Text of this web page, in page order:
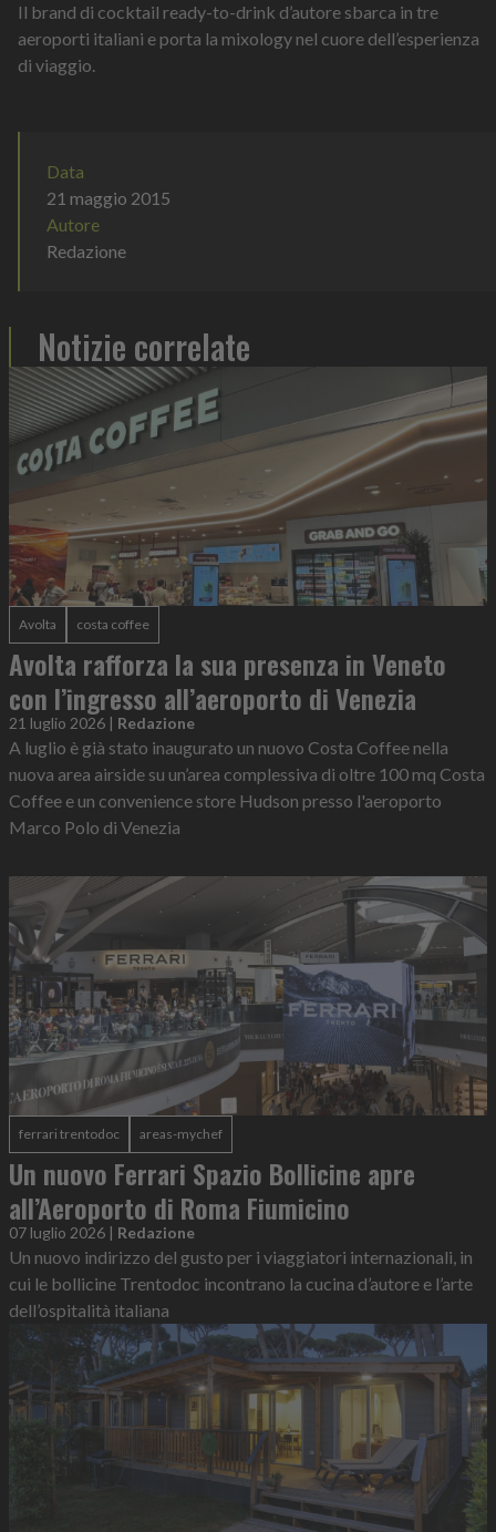
Il brand di cocktail ready-to-drink d’autore sbarca in tre
aeroporti italiani e porta la mixology nel cuore dell’esperienza
di viaggio.
Data
21 maggio 2015
Autore
Redazione
Notizie correlate
Avolta costa coffee
Avolta rafforza la sua presenza in Veneto
con l’ingresso all’aeroporto di Venezia
21 luglio 2026 | Redazione
A luglio è già stato inaugurato un nuovo Costa Coffee nella
nuova area airside su un’area complessiva di oltre 100 mq Costa
Coffee e un convenience store Hudson presso l'aeroporto
Marco Polo di Venezia
ferrari trentodoc areas-mychef
Un nuovo Ferrari Spazio Bollicine apre
all’Aeroporto di Roma Fiumicino
07 luglio 2026 | Redazione
Un nuovo indirizzo del gusto per i viaggiatori internazionali, in
cui le bollicine Trentodoc incontrano la cucina d’autore e l’arte
dell’ospitalità italiana